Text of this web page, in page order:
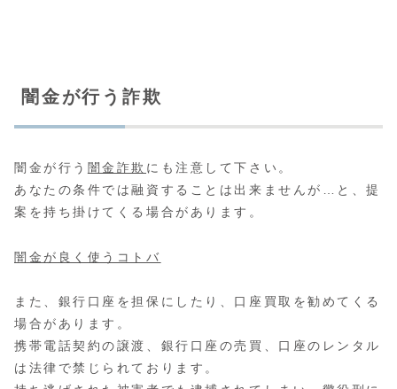
闇金が行う詐欺
闇金が行う 闇金詐欺 にも注意して下さい。
あなたの条件では融資することは出来ませんが…と、提
案を持ち掛けてくる場合があります。
闇金が良く使うコトバ
また、銀行口座を担保にしたり、口座買取を勧めてくる
場合があります。
携帯電話契約の譲渡、銀行口座の売買、口座のレンタル
は法律で禁じられております。